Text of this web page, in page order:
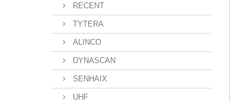
RECENT
TYTERA
ALINCO
DYNASCAN
SENHAIX
UHF